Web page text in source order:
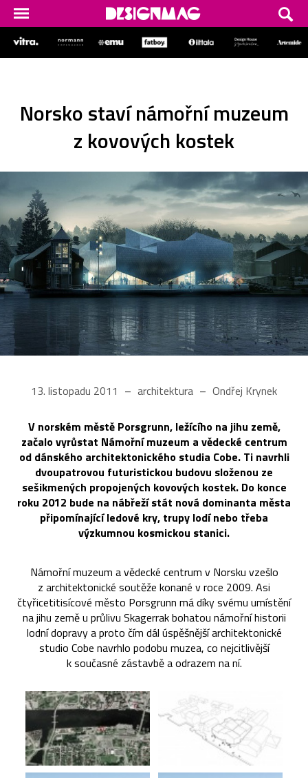
Norsko staví námořní muzeum
z kovových kostek
13. listopadu 2011 architektura Ondřej Krynek
V norském městě Porsgrunn, ležícího na jihu země,
začalo vyrůstat Námořní muzeum a vědecké centrum
od dánského architektonického studia Cobe. Ti navrhli
dvoupatrovou futuristickou budovu složenou ze
sešikmených propojených kovových kostek. Do konce
roku 2012 bude na nábřeží stát nová dominanta města
připomínající ledové kry, trupy lodí nebo třeba
výzkumnou kosmickou stanici.
Námořní muzeum a vědecké centrum v Norsku vzešlo
z architektonické soutěže konané v roce 2009. Asi
čtyřicetitisícové město Porsgrunn má díky svému umístění
na jihu země u průlivu Skagerrak bohatou námořní historii
lodní dopravy a proto čím dál úspěšnější architektonické
studio Cobe navrhlo podobu muzea, co nejcitlivější
k současné zástavbě a odrazem na ní.